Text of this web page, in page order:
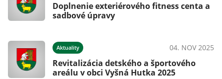
Doplnenie exteriérového fitness centa a
sadbové úpravy
Aktuality 04. NOV 2025
Revitalizácia detského a športového
areálu v obci Vyšná Hutka 2025